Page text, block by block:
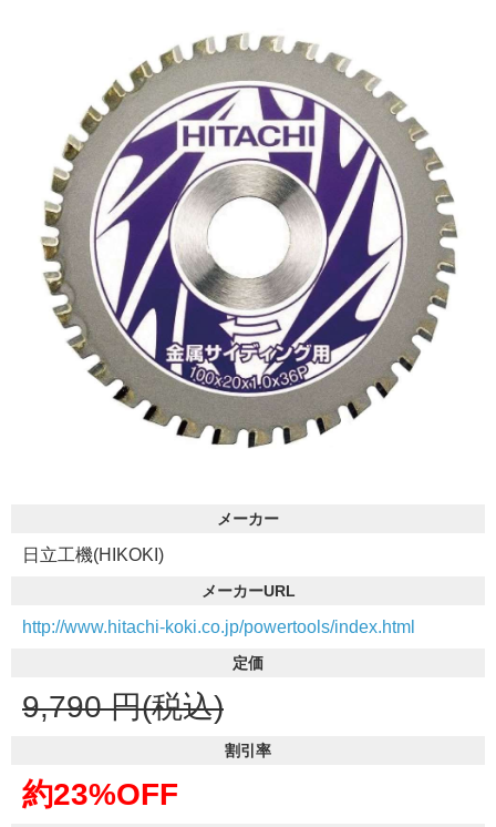
メーカー
日立工機(HIKOKI)
メーカーURL
http://www.hitachi-koki.co.jp/powertools/index.html
定価
9,790 円(税込)
割引率
約23%OFF